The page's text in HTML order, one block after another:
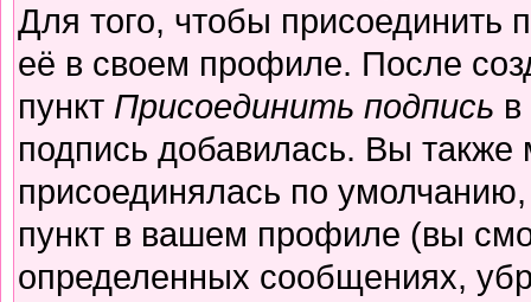
Для того, чтобы присоединить
её в своем профиле. После
пункт Присоединить подпись
подпись добавилась. Вы также
присоединялась по
пункт в вашем профиле (вы
определенных сообщениях,